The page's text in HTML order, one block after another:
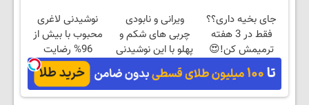
جای بخیه داری؟؟
فقط در 3 هفته
ترمیمش کن!😍
ویرانی و نابودی
چربی های شکم و
پهلو با این نوشیدنی
گیاهی
نوشیدنی لاغری
محبوب با بیش از
96% رضایت
مشتری*60%تخفیف
فقط امروز*